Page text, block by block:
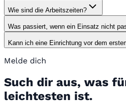
Wie sind die Arbeitszeiten?
Was passiert, wenn ein Einsatz nicht
Kann ich eine Einrichtung vor dem
Melde dich
Such dir aus, was
leichtesten ist.